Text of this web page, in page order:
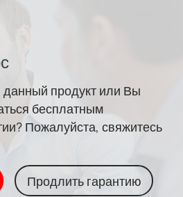
данный продукт или Вы
бесплатным
Пожалуйста, свяжитесь
Продлить гарантию